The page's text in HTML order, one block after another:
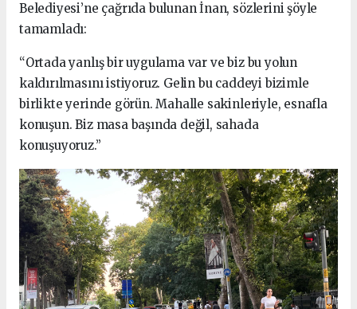
Belediyesi’ne çağrıda bulunan İnan, sözlerini şöyle
tamamladı:
“Ortada yanlış bir uygulama var ve biz bu yolun
kaldırılmasını istiyoruz. Gelin bu caddeyi bizimle
birlikte yerinde görün. Mahalle sakinleriyle, esnafla
konuşun. Biz masa başında değil, sahada
konuşuyoruz.”